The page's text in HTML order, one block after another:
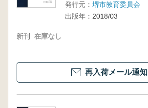
発行元： 堺市教育委員会
出版年： 2018/03
新刊 在庫なし
再入荷メール通知